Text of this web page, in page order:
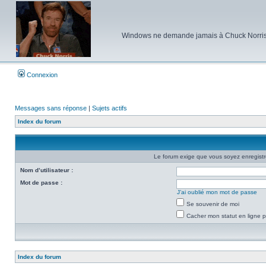
Windows ne demande jamais à Chuck
Connexion
Messages sans réponse | Sujets actifs
Index du forum
Le forum exige que vous soyez
Nom d’utilisateur :
Mot de passe :
J’ai oublié mon mot de passe
Se souvenir de moi
Cacher mon statut en ligne
Index du forum